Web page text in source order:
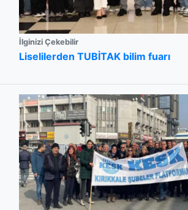
İlginizi Çekebilir
Liselilerden TUBİTAK bilim fuarı